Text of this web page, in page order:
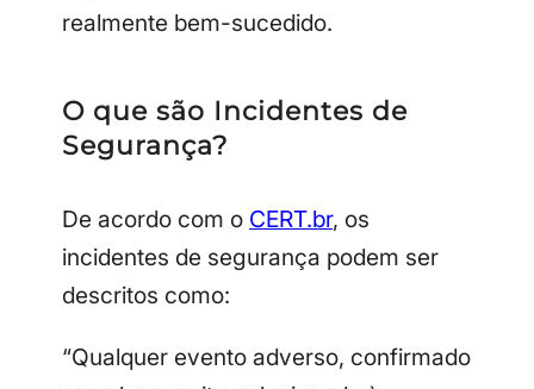
realmente bem-sucedido.
O que são Incidentes de
Segurança?
De acordo com o CERT.br, os
incidentes de segurança podem ser
descritos como:
“Qualquer evento adverso, confirmado